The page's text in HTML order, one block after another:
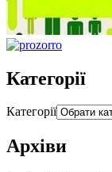
Категорії
Категорії
Архіви